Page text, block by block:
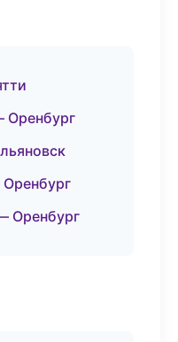
Оренбург
Оренбург